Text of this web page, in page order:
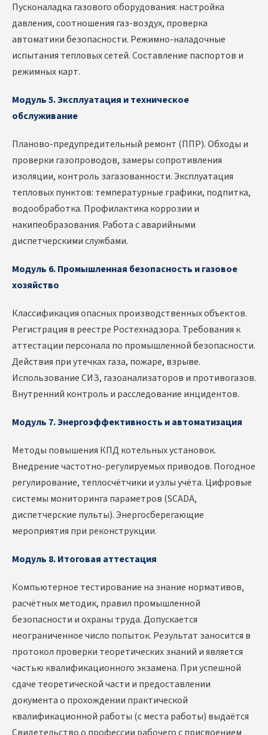
Пусконаладка газового оборудования: настройка
давления, соотношения газ-воздух, проверка
автоматики безопасности. Режимно-наладочные
испытания тепловых сетей. Составление паспортов и
режимных карт.
Модуль 5. Эксплуатация и техническое
обслуживание
Планово-предупредительный ремонт (ППР). Обходы и
проверки газопроводов, замеры сопротивления
изоляции, контроль загазованности. Эксплуатация
тепловых пунктов: температурные графики, подпитка,
водообработка. Профилактика коррозии и
накипеобразования. Работа с аварийными
диспетчерскими службами.
Модуль 6. Промышленная безопасность и газовое
хозяйство
Классификация опасных производственных объектов.
Регистрация в реестре Ростехнадзора. Требования к
аттестации персонала по промышленной безопасности.
Действия при утечках газа, пожаре, взрыве.
Использование СИЗ, газоанализаторов и противогазов.
Внутренний контроль и расследование инцидентов.
Модуль 7. Энергоэффективность и автоматизация
Методы повышения КПД котельных установок.
Внедрение частотно-регулируемых приводов. Погодное
регулирование, теплосчётчики и узлы учёта. Цифровые
системы мониторинга параметров (SCADA,
диспетчерские пульты). Энергосберегающие
мероприятия при реконструкции.
Модуль 8. Итоговая аттестация
Компьютерное тестирование на знание нормативов,
расчётных методик, правил промышленной
безопасности и охраны труда. Допускается
неограниченное число попыток. Результат заносится в
протокол проверки теоретических знаний и является
частью квалификационного экзамена. При успешной
сдаче теоретической части и предоставлении
документа о прохождении практической
квалификационной работы (с места работы) выдаётся